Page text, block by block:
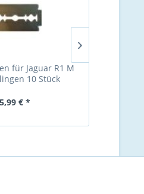
für Jaguar R1 M
10 Stück
5,99 € *